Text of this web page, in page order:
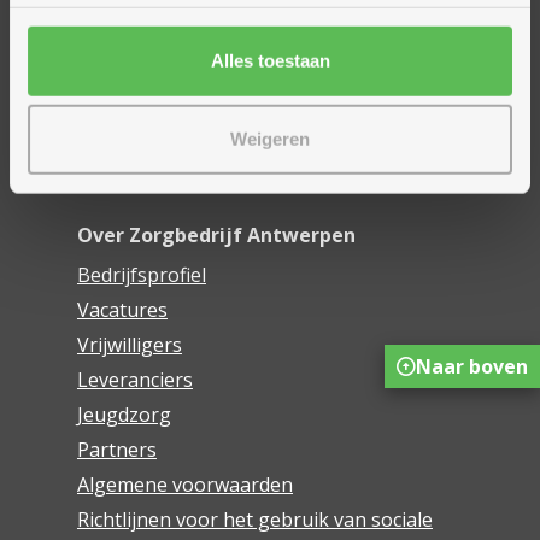
Alles toestaan
Weigeren
Financieel comfort
Onze innovaties
Webwinkel De Schakel
Over Zorgbedrijf Antwerpen
Bedrijfsprofiel
Vacatures
Vrijwilligers
Leveranciers
Jeugdzorg
Partners
Algemene voorwaarden
Richtlijnen voor het gebruik van sociale
Naar boven